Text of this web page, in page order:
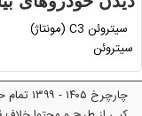
سیتروئن C3 (مونتاژ)
سیتروئن
چارچرخ ۱۴۰۵ - ۱۳۹۹ تمام حقوق محفوظ می‌باشد.